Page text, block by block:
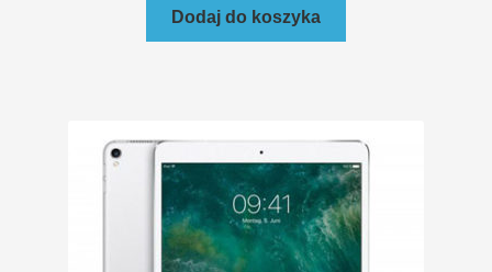
Dodaj do koszyka